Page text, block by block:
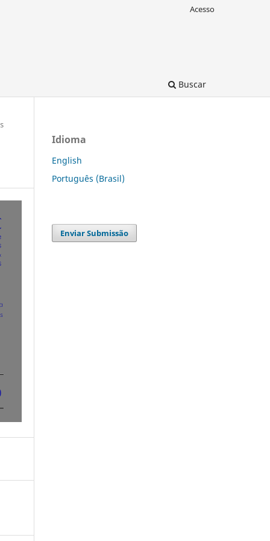
Buscar
Acesso
Idioma
English
Português (Brasil)
Enviar Submissão